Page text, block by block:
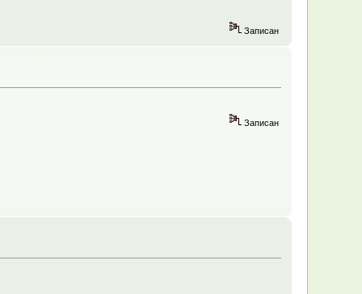
Записан
Записан